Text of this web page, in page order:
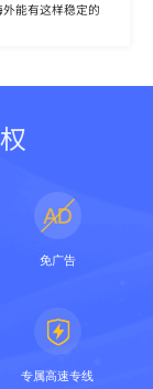
能有这样稳定的
免广告
专属高速专线